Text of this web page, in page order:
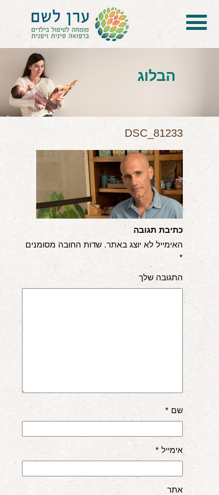
בית
הטיפול
הכל על דיקור סיני ודיקור יפני לילדים
הילד לא מפסיק להיות חולה
בעיות נשימה: קוצר, סטרידור ועוד
דלקות ונוזלים באוזניים
קשיים רגשיים, אתגרי התנהגות
בעיות/מחלות נוספות
שאלות ותשובות
במתנה!
הבלוג
DSC_81233
כתיבת תגובה
האימייל לא יוצג באתר. שדות החובה מסומנים
*
התגובה שלך
שם *
אימייל *
אתר